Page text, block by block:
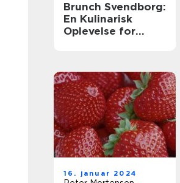
Brunch Svendborg:
En Kulinarisk
Oplevelse for
16. januar 2024